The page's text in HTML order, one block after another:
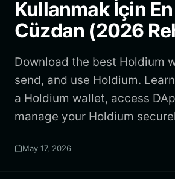
Español
Português (Brasil)
Kullanmak İçin
Cüzdan (2026
Download the best Holdium
send, and use Holdium.
a Holdium wallet, access
manage your Holdium
May 17, 2026